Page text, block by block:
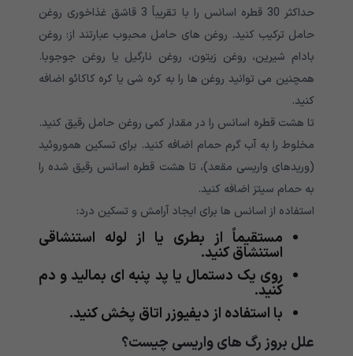
حداکثر 30 قطره اسانس را با تقریباً 3 قاشق غذاخوری روغن
حامل ترکیب کنید. روغن های حامل محبوب عبارتند از: روغن
بادام شیرین، روغن زیتون، روغن نارگیل یا روغن جوجوبا.
همچنین می توانید روغن ها را به کره شی یا کره کاکائو اضافه
کنید.
تا هشت قطره اسانس را در مقدار کمی روغن حامل رقیق کنید.
مخلوط را به آب گرم حمام اضافه کنید. برای تسکین هموروئید
(وریدهای واریسی مقعد)، تا هشت قطره اسانس رقیق شده را
به حمام سیتز اضافه کنید.
استفاده از اسانس ها برای ایجاد آرامش و تسکین درد:
مستقیماً از بطری یا از لوله استنشاقی
استنشاق کنید.
روی یک دستمال یا پد پنبه ای بمالید و دم
کنید.
با استفاده از دیفیوزر اتاق پخش کنید.
علل بروز رگ های واریسی چیست؟